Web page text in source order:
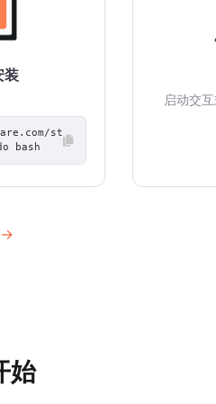
装
st
bash
启动交
→
始